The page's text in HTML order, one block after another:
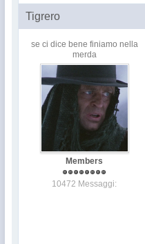
Tigrero
se ci dice bene finiamo nella
merda
Members
10472 Messaggi: